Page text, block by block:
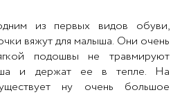
из первых видов обуви,
вяжут для малыша. Они очень
подошвы не травмируют
и держат ее в тепле. На
ну очень большое